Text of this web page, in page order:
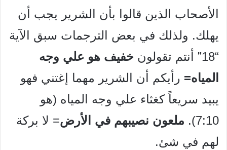
الأصحاب الذين قالوا بأن الشرير يجب أن
يهلك. ولذلك في بعض الترجمات سبق الآية
“18” أنتم تقولون
خفيف هو علي وجه
المياه= رأيكم أن الشرير مهما إغتني فهو
يبيد سريعاً كغثاء علي وجه المياه (هو
7:10).
ملعون نصيبهم في الأرض= لا بركة
لهم في شئ.